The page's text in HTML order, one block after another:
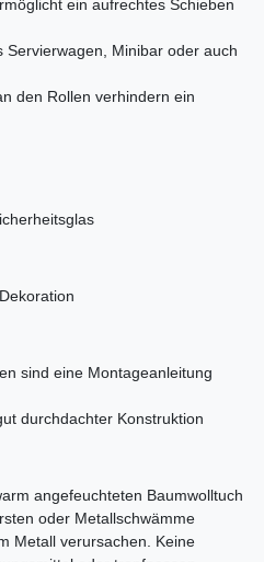
ein aufrechtes Schieben
Servierwagen, Minibar oder auch
den Rollen verhindern ein
sind eine Montageanleitung
durchdachter Konstruktion
angefeuchteten Baumwolltuch
oder Metallschwämme
Metall verursachen. Keine